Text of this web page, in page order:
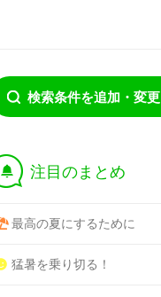
検索条件を追加・変更
† 注目のまとめ
最高の夏にするために
猛暑を乗り切る！